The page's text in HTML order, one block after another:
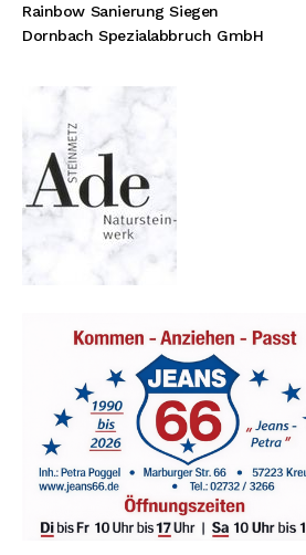
Rainbow Sanierung Siegen
Dornbach Spezialabbruch GmbH